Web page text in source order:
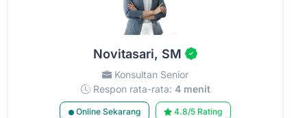
Novitasari, SM
Konsultan Senior
Respon rata-rata: 4 menit
Online Sekarang 4.8/5 Rating